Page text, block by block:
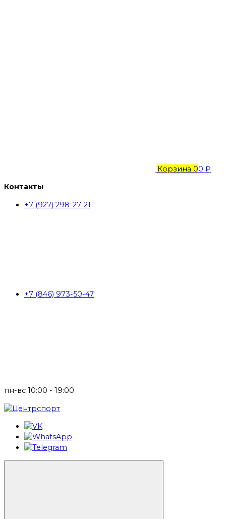
Корзина 00 ₽
Контакты
+7 (927) 298-27-21
+7 (846) 973-50-47
пн-вс 10:00 - 19:00